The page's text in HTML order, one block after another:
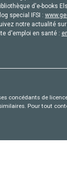
d'e-books
special IFSI :
notre actualité
d'emploi en santé :
concédants de
Pour tout